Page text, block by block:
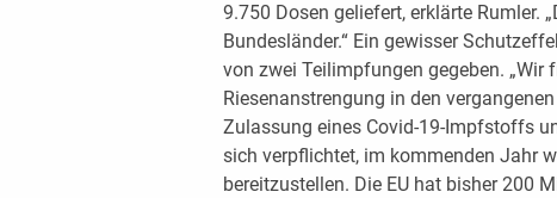
9.750 Dosen geliefert, erklärte Rumler.
Bundesländer.“ Ein gewisser
von zwei Teilimpfungen gegeben. „Wir
Riesenanstrengung in den
Zulassung eines Covid-19-Impfstoffs
sich verpflichtet, im kommenden Jahr
bereitzustellen. Die EU hat bisher 200